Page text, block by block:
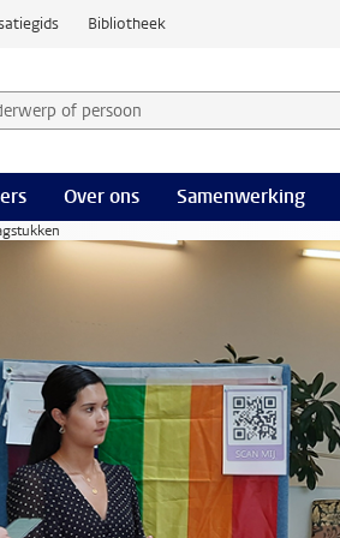
Bibliotheek
of persoon en selecteer
Over ons Samenwerking